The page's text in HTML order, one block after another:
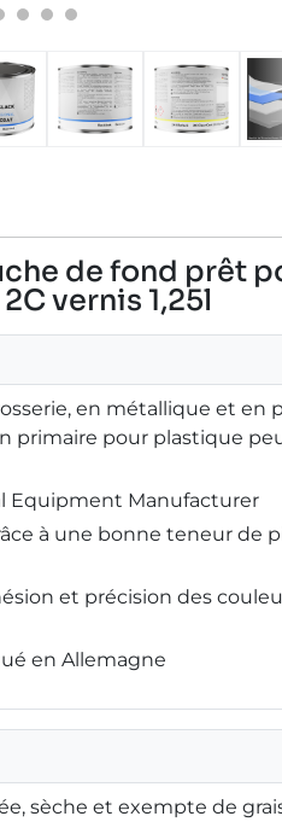
de fond prêt
vernis 1,25l
en métallique et en
primaire pour plastique
Equipment Manufacturer
à une bonne teneur de
et précision des
en Allemagne
sèche et exempte de